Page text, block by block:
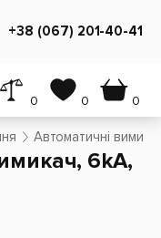
+38 (067) 201-40-41
0 0 0
Автоматичні
6kA,